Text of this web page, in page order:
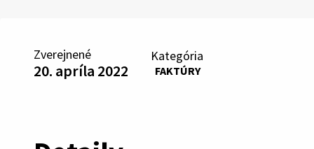
Zverejnené
20. apríla 2022
Kategória
FAKTÚRY